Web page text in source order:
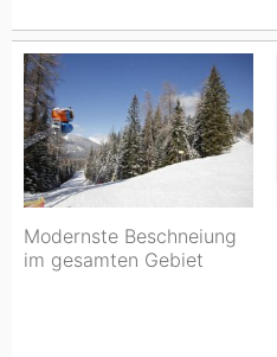
Modernste Beschneiung
im gesamten Gebiet